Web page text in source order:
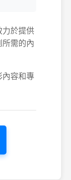
力於提供
需的內
內容和專